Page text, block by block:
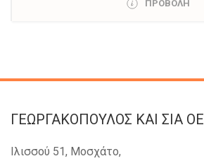
ΠΡΟΒΟΛΗ
ΓΕΩΡΓΑΚΟΠΟΥΛΟΣ KAI ΣΙΑ OE
Ιλισσού 51, Μοσχάτο,